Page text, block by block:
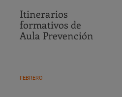
Itinerarios
formativos de
Aula Prevención
FEBRERO